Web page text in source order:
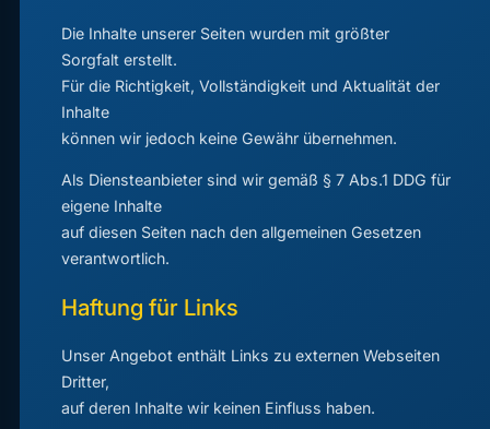
Die Inhalte unserer Seiten wurden mit größter
Sorgfalt erstellt.
Für die Richtigkeit, Vollständigkeit und Aktualität der
Inhalte
können wir jedoch keine Gewähr übernehmen.
Als Diensteanbieter sind wir gemäß § 7 Abs.1 DDG für
eigene Inhalte
auf diesen Seiten nach den allgemeinen Gesetzen
verantwortlich.
Haftung für Links
Unser Angebot enthält Links zu externen Webseiten
Dritter,
auf deren Inhalte wir keinen Einfluss haben.